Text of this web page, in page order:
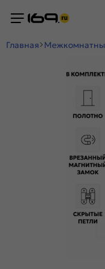
Главная